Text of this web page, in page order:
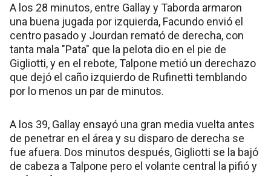
A los 28 minutos, entre Gallay y Taborda armaron
una buena jugada por izquierda, Facundo envió el
centro pasado y Jourdan remató de derecha, con
tanta mala "Pata" que la pelota dio en el pie de
Gigliotti, y en el rebote, Talpone metió un derechazo
que dejó el caño izquierdo de Rufinetti temblando
por lo menos un par de minutos.
A los 39, Gallay ensayó una gran media vuelta antes
de penetrar en el área y su disparo de derecha se
fue afuera. Dos minutos después, Gigliotti se la bajó
de cabeza a Talpone pero el volante central la pifió y